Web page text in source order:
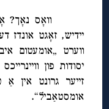
וואָס נאָך? אָט אַ
יידיש, זאָגט אונדז
ווערט „אומעטום
יסודות פון
זייער גרונט אין אַ
אומסטאַביל“.